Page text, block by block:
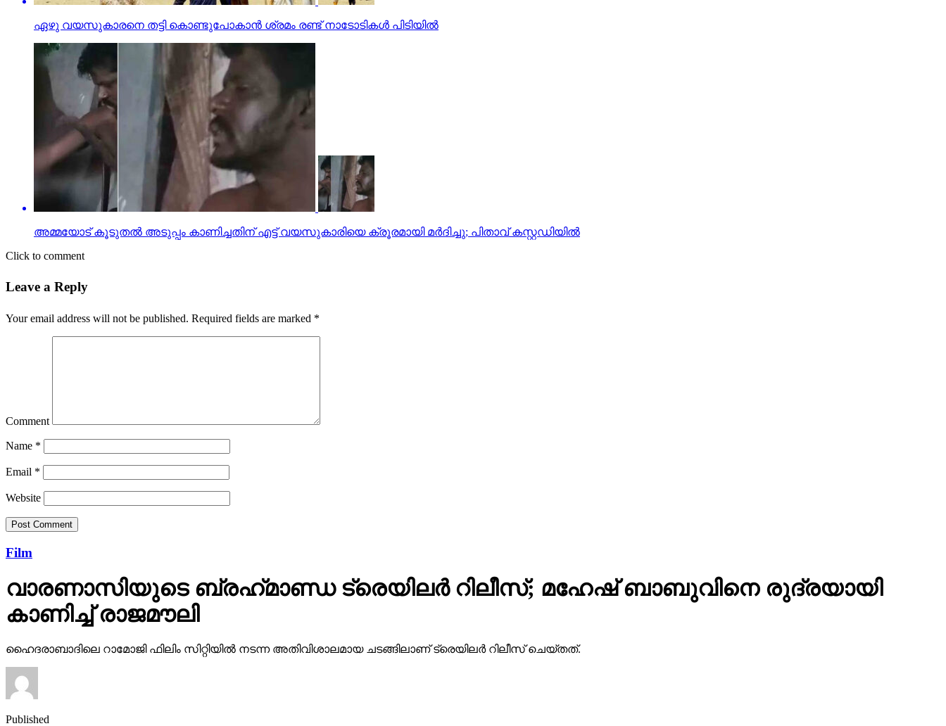
ഏഴു വയസുകാരനെ തട്ടി കൊണ്ടുപോകാന്‍ ശ്രമം രണ്ട് നാടോടികള്‍ പിടിയില്‍
അമ്മയോട് കൂടുതല്‍ അടുപ്പം കാണിച്ചതിന് എട്ട് വയസുകാരിയെ ക്രൂരമായി മര്‍ദിച്ചു; പിതാവ് കസ്റ്റഡിയില്‍
Click to comment
Leave a Reply
Your email address will not be published. Required fields are marked *
Comment
Name *
Email *
Website
Film
വാരണാസിയുടെ ബ്രഹ്‌മാണ്ഡ ട്രെയിലര്‍ റിലീസ്; മഹേഷ് ബാബുവിനെ രുദ്രയായി
കാണിച്ച് രാജമൗലി
ഹൈദരാബാദിലെ റാമോജി ഫിലിം സിറ്റിയില്‍ നടന്ന അതിവിശാലമായ ചടങ്ങിലാണ് ട്രെയിലര്‍ റിലീസ് ചെയ്തത്.
Published